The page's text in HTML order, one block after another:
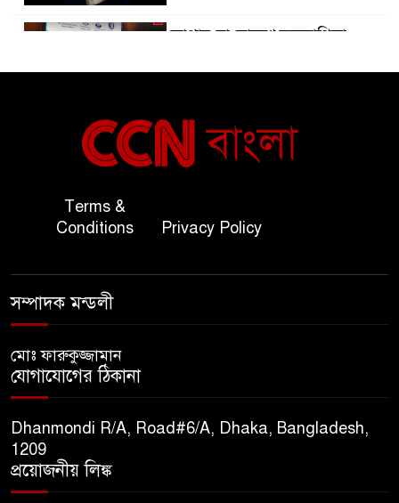
জাপান-বাংলাদেশ সহযোগিতা
এবং সহ-পররাষ্ট্রমন্ত্রীর সৌজন্য
সাক্ষাৎ
অতিরিক্ত পুলিশ মহাপরিদর্শক
৮
৯
সুমাইয়া হারুন: মিস মাল্টিন্যাশনাল
১০
Terms &
Conditions
Privacy Policy
সম্পাদক মন্ডলী
মোঃ ফারুকুজ্জামান
যোগাযোগের ঠিকানা
Dhanmondi R/A, Road#6/A, Dhaka, Bangladesh,
1209
প্রয়োজনীয় লিঙ্ক